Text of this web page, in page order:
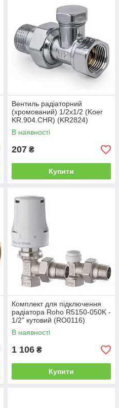
Вентиль радіаторний
(хромований) 1/2x1/2 (Koer
KR.904.CHR) (KR2824)
В наявності
207 ₴
Купити
Комплект для підключення
радіатора Roho R5150-050K -
1/2" кутовий (RO0116)
В наявності
1 106 ₴
Купити